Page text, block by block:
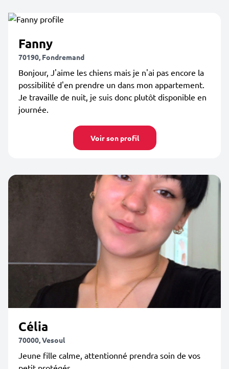
Fanny
70190, Fondremand
Bonjour, J'aime les chiens mais je n'ai pas encore la
possibilité d'en prendre un dans mon appartement.
Je travaille de nuit, je suis donc plutôt disponible en
journée.
Voir son profil
Célia
70000, Vesoul
Jeune fille calme, attentionné prendra soin de vos